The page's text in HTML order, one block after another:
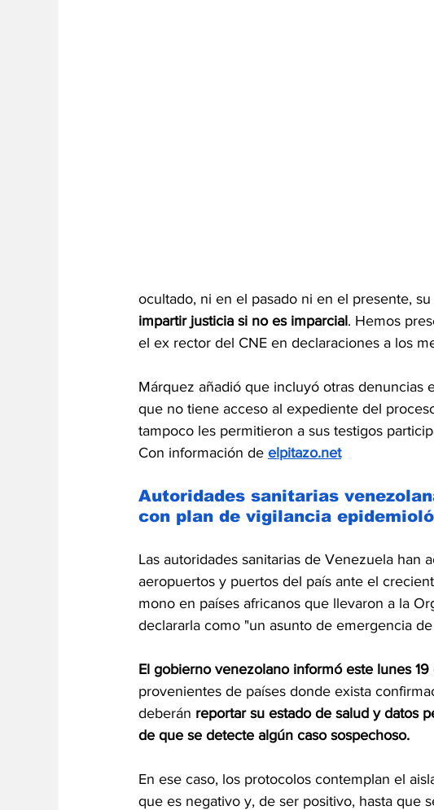
ocultado, ni en el pasado ni en el presente,
impartir justicia si no es imparcial. Hemos
el ex rector del CNE en declaraciones a los
Márquez añadió que incluyó otras
que no tiene acceso al expediente del
tampoco les permitieron a sus testigos
Con información de elpitazo.net
Autoridades sanitarias
con plan de vigilancia
Las autoridades sanitarias de Venezuela
aeropuertos y puertos del país ante el
mono en países africanos que llevaron a la
declararla como "un asunto de emergencia
El gobierno venezolano informó este lunes 19
provenientes de países donde exista
deberán reportar su estado de salud y datos
de que se detecte algún caso sospechoso.
En ese caso, los protocolos contemplan el
que es negativo y, de ser positivo, hasta que